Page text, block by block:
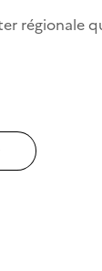
régionale